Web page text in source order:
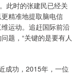
此时的张建民已经关
精准地提取脑电信
运动。追赶国际前沿
题，“关键的是要有人
成功，2015年，一位